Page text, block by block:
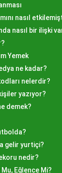
İstanbul
hizmete göre
bazında
olup,
fiyat
uygun bir
Nelere
nasıl
nasıl bir ilişki
Yemek
ne kadar?
nelerdir?
yazıyor?
demek?
gelir yurtiçi?
nedir?
Eğlence Mi?